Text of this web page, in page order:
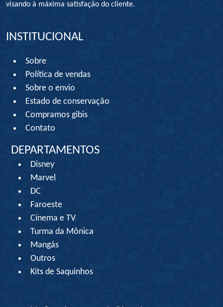
visando à máxima satisfação do cliente.
INSTITUCIONAL
Sobre
Política de vendas
Sobre o envio
Estado de conservação
Compramos gibis
Contato
DEPARTAMENTOS
Disney
Marvel
DC
Faroeste
Cinema e TV
Turma da Mônica
Mangás
Outros
Kits de Saquinhos